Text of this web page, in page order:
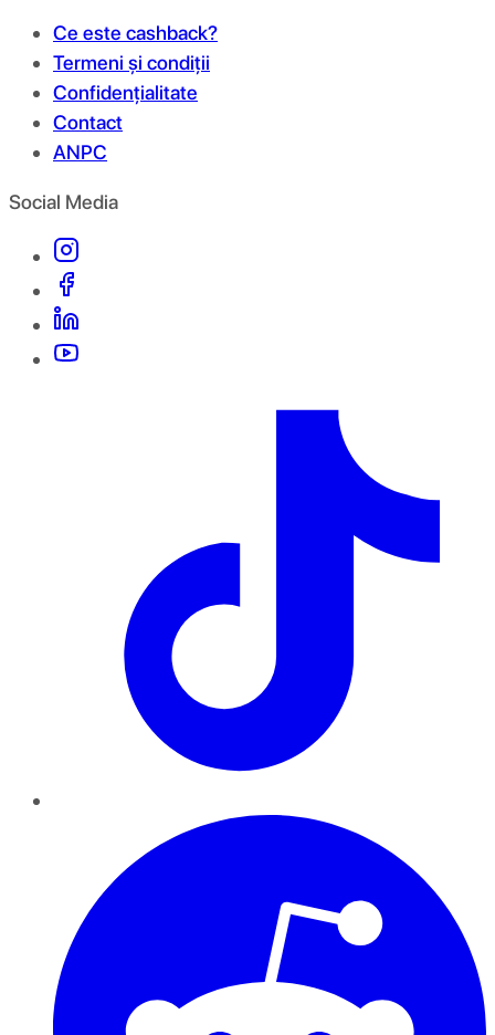
Ce este cashback?
Termeni și condiții
Confidențialitate
Contact
ANPC
Social Media